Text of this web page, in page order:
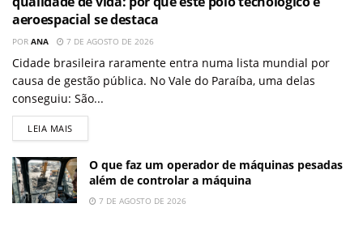
aeroespacial se destaca
POR ANA 7 DE AGOSTO DE 2026
Cidade brasileira raramente entra numa lista mundial por
causa de gestão pública. No Vale do Paraíba, uma delas
conseguiu: São...
LEIA MAIS
O que faz um operador de máquinas pesadas
além de controlar a máquina
7 DE AGOSTO DE 2026